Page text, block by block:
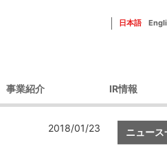
ニュース
2018/01/23
事業紹介 IR情報
日本語